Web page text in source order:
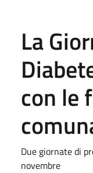
La
con le
Due giornate di
novembre